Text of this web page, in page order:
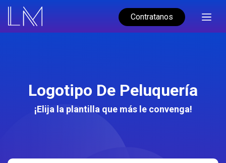
Contratanos
Logotipo De Peluquería
¡Elija la plantilla que más le convenga!